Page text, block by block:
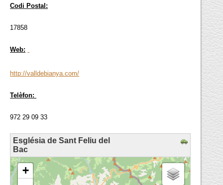
Codi Postal:
17858
Web:
http://valldebianya.com/
Telèfon:
972 29 09 33
Església de Sant Feliu del
Bac
loading map - please wait...
+